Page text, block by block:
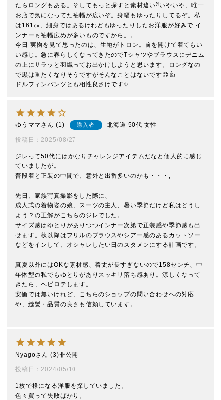
たらロングもある。そしてもっと探すと素材違い⁈いやいや、唯一
お店で気になってた袖幅が広いぞ。身幅もゆったりしてるぞ。私
は161㎝、細身ではあるけれどもゆったりしたお洋服が好みで イ
ンナーも袖幅広めが多いものですから。。
今日 実物を見て思ったのは、生地がトロン。前を開けて着てもい
い感じ。急に春らしくなってきたのでTシャツやブラウスにデニム
の上にサラッと羽織ってお出かけしようと思います。ロングなの
で黒は重たくなりそうですがそんなことはないです😊👍
ドルフィンパンツとも相性良さげです✨
ゆうママ 1 購入者 北海道 50代 女性
投稿日 2025/08/27
ジレって50代にはかなりチャレンジアイテムだなと個人的に感じ
ていましたが。
普段着と正装の中間で、意外と出番多いのかも・・・,
先日、家族写真撮影をした際に、
成人式の着物姿の娘、スーツの主人、暑い季節だけど私はどうし
よう？の正解がこちらのジレでした。
サイズ感はゆとりがありつつインナー次第で正装感や季節感も出
せます。秋以降はフリルのブラウスやシアー感のあるカットソー
などをインして、オシャレしたい日のスタメンにする計画です。
真夏以外にはOKな素材感、着丈が長すぎないので158センチ、中
年体型の私でもゆとりがありスッキリ落ち感あり。涼しくなって
きたら、ヘビロテします。
安価では無いけれど、こちらのショップの問い合わせへの対応
や、縫製・品質の良さも信頼しています。
Nyago 3 非公開
投稿日 2024/05/10
1枚で様になる洋服を探していました。
色々買って失敗ばかり。